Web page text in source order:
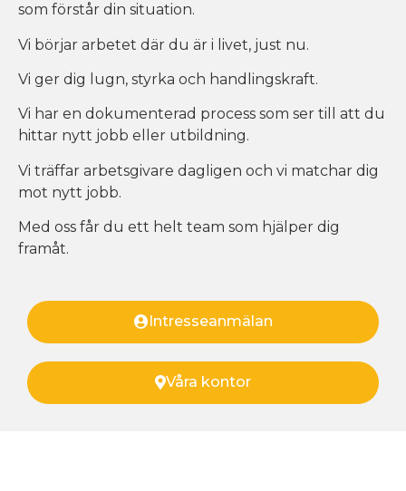
som förstår din situation.
Vi börjar arbetet där du är i livet, just nu.
Vi ger dig lugn, styrka och handlingskraft.
Vi har en dokumenterad process som ser till att du
hittar nytt jobb eller utbildning.
Vi träffar arbetsgivare dagligen och vi matchar dig
mot nytt jobb.
Med oss får du ett helt team som hjälper dig
framåt.
Intresseanmälan
Våra kontor